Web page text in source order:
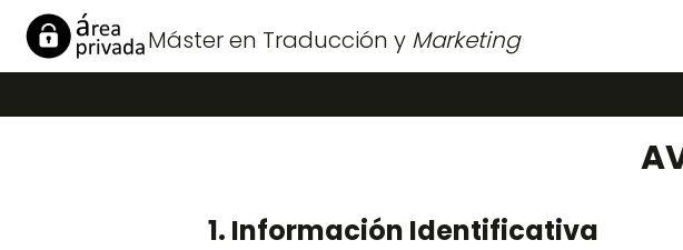
Máster en Traducción y Marketing
1. Información Identificativa